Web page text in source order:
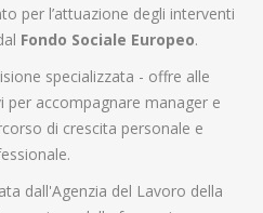
per l’attuazione degli interventi
Fondo Sociale Europeo.
specializzata - offre alle
accompagnare manager e
di crescita personale e
dall'Agenzia del Lavoro della